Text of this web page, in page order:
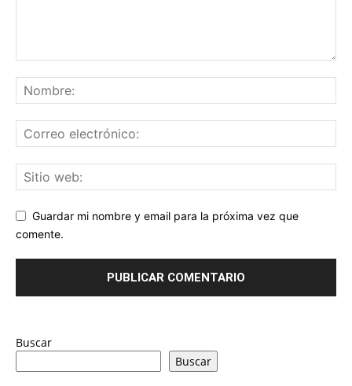
Guardar mi nombre y email para la próxima vez que
comente.
Buscar
Buscar